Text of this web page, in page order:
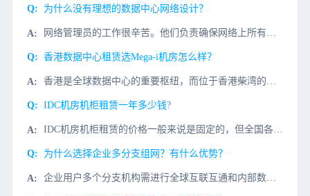
为什么没有理想的数据中心网络设计？
网络管理员的工作很辛苦。他们负责确保网络上所有用户、服务器和应用程序的连通性。他们的任务通常是在获得应用程序需求之前构建网络设计，这使得一个具有挑战性的项目更加困难。在这种情况下，网络管理员尝试找到一
香港数据中心租赁选Mega-i机房怎么样？
香港是全球数据中心的重要枢纽，而位于香港柴湾的MEGA-i机房，更是其中的佼佼者。MEGA-i机房是全球最大型符合国际Tier 3+标准的数据中心之一。这个数据中心占地超过350,000平方呎，位于自
IDC机房机柜租赁一年多少钱?
IDC机房机柜租赁的价格一般来说是固定的，但全国各地由于成本差距，因此也有所偏差。但决定IDC机房机柜租赁的价格主要有3个因素：一是IDC机柜租赁所在地；二是机柜的线路类型（电信、联通、移动、双线、多
为什么选择企业多分支组网？有什么优势？
企业用户多个分支机构需进行全球互联互通和内部数据访问，采用专线组网的方式通常开通周期长、费用高、灵活性差，而传统互联网安全性差、访问速度慢。行业挑战开通周期长、无法有效的利用广域网技术、无法提供灵活智